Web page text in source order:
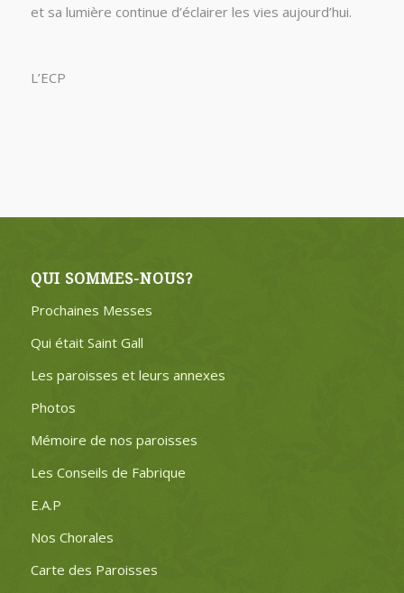
et sa lumière continue d’éclairer les vies aujourd’hui.
L’ECP
QUI SOMMES-NOUS?
Prochaines Messes
Qui était Saint Gall
Les paroisses et leurs annexes
Photos
Mémoire de nos paroisses
Les Conseils de Fabrique
E.A.P
Nos Chorales
Carte des Paroisses